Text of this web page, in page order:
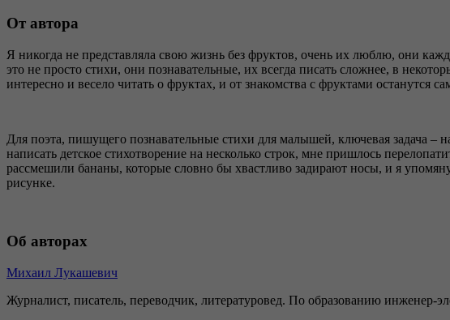
От автора
Я никогда не представляла свою жизнь без фруктов, очень их люблю, они
это не просто стихи, они познавательные, их всегда писать сложнее, в
интересно и весело читать о фруктах, и от знакомства с фруктами останутся
Для поэта, пишущего познавательные стихи для малышей, ключевая задача –
написать детское стихотворение на несколько строк, мне пришлось
рассмешили бананы, которые словно бы хвастливо задирают носы, и я
рисунке.
Об авторах
Михаил Лукашевич
Журналист, писатель, переводчик, литературовед. По образованию